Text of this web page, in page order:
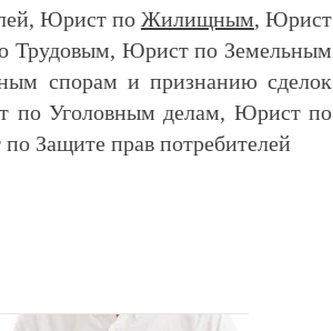
Юрист по Жилищным, Юрист
Трудовым, Юрист по Земельным
спорам и признанию сделок
по Уголовным делам, Юрист по
Защите прав потребителей